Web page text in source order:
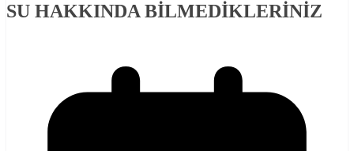
SU HAKKINDA BİLMEDİKLERİNİZ